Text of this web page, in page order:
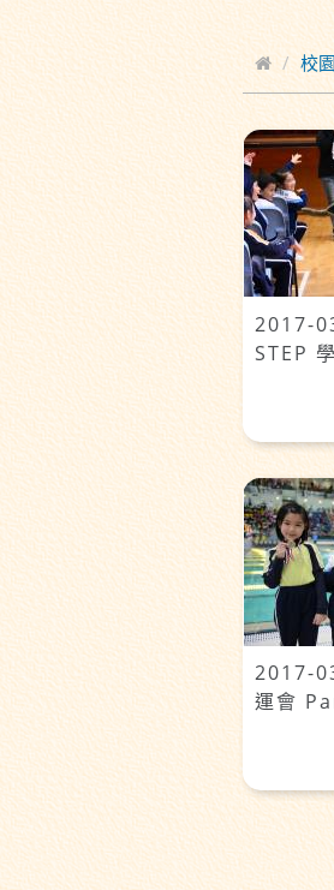
校
2017-
STEP
2017-
運會